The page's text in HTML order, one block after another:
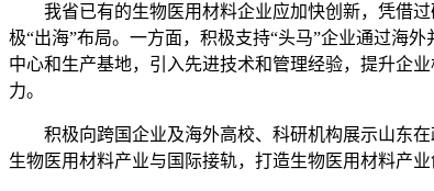
我省已有的生物医用材料企业应加快创新，凭借过
极“出海”布局。一方面，积极支持“头马”企业通过海
中心和生产基地，引入先进技术和管理经验，提升企
力。
积极向跨国企业及海外高校、科研机构展示山东在
生物医用材料产业与国际接轨，打造生物医用材料产业